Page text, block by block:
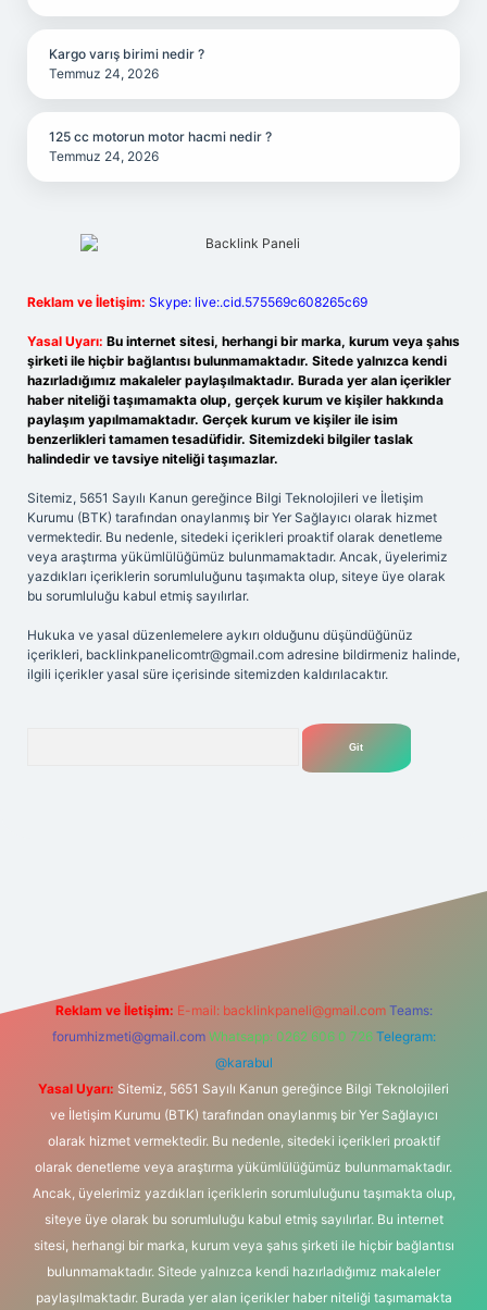
Kargo varış birimi nedir ?
Temmuz 24, 2026
125 cc motorun motor hacmi nedir ?
Temmuz 24, 2026
Reklam ve İletişim: Skype: live:.cid.575569c608265c69
Yasal Uyarı: Bu internet sitesi, herhangi bir marka, kurum veya şahıs
şirketi ile hiçbir bağlantısı bulunmamaktadır. Sitede yalnızca kendi
hazırladığımız makaleler paylaşılmaktadır. Burada yer alan içerikler
haber niteliği taşımamakta olup, gerçek kurum ve kişiler hakkında
paylaşım yapılmamaktadır. Gerçek kurum ve kişiler ile isim
benzerlikleri tamamen tesadüfidir. Sitemizdeki bilgiler taslak
halindedir ve tavsiye niteliği taşımazlar.
Sitemiz, 5651 Sayılı Kanun gereğince Bilgi Teknolojileri ve İletişim
Kurumu (BTK) tarafından onaylanmış bir Yer Sağlayıcı olarak hizmet
vermektedir. Bu nedenle, sitedeki içerikleri proaktif olarak denetleme
veya araştırma yükümlülüğümüz bulunmamaktadır. Ancak, üyelerimiz
yazdıkları içeriklerin sorumluluğunu taşımakta olup, siteye üye olarak
bu sorumluluğu kabul etmiş sayılırlar.
Hukuka ve yasal düzenlemelere aykırı olduğunu düşündüğünüz
içerikleri, backlinkpanelicomtr@gmail.com adresine bildirmeniz halinde,
ilgili içerikler yasal süre içerisinde sitemizden kaldırılacaktır.
Reklam ve İletişim: E-mail: backlinkpaneli@gmail.com Teams:
forumhizmeti@gmail.com Whatsapp: 0262 606 0 726 Telegram:
@karabul
Yasal Uyarı: Sitemiz, 5651 Sayılı Kanun gereğince Bilgi Teknolojileri
ve İletişim Kurumu (BTK) tarafından onaylanmış bir Yer Sağlayıcı
olarak hizmet vermektedir. Bu nedenle, sitedeki içerikleri proaktif
olarak denetleme veya araştırma yükümlülüğümüz bulunmamaktadır.
Ancak, üyelerimiz yazdıkları içeriklerin sorumluluğunu taşımakta olup,
siteye üye olarak bu sorumluluğu kabul etmiş sayılırlar. Bu internet
sitesi, herhangi bir marka, kurum veya şahıs şirketi ile hiçbir bağlantısı
bulunmamaktadır. Sitede yalnızca kendi hazırladığımız makaleler
paylaşılmaktadır. Burada yer alan içerikler haber niteliği taşımamakta